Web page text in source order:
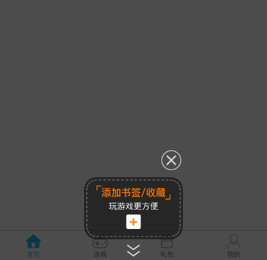
首页 游戏 礼包 我的